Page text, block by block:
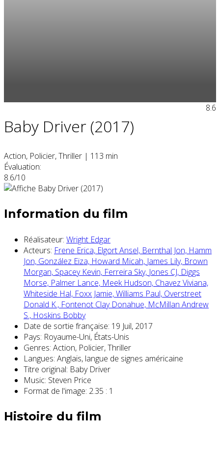
Baby Driver (2017)
Action, Policier, Thriller | 113 min
Évaluation:
8.6/10
8.6
Information du film
Réalisateur: Wright Edgar
Acteurs: Frene Erica, Elgort Ansel, Bernthal Jon, Hamm
Jon, González Eiza, Howard Micah, James Lily, Brown
Morgan, Spacey Kevin, Ferreira Sky, Jones CJ, Diggs
Morse, Palmer Lance, Meek Hudson, Chavez Viviana,
Whiteside Hal, Foxx Jamie,Williams Paul, Overstreet
Donald K., Fontenot Clay Donahue, McMillan Andrew
S., Hoskins Bobby
Date de sortie française: 19 Juil, 2017
Pays: Royaume-Uni, États-Unis
Genres: Action, Policier, Thriller
Langues: Anglais, langue de signes américaine
Titre original: Baby Driver
Music: Steven Price
Format de l'image: 2.35 : 1
Histoire du film